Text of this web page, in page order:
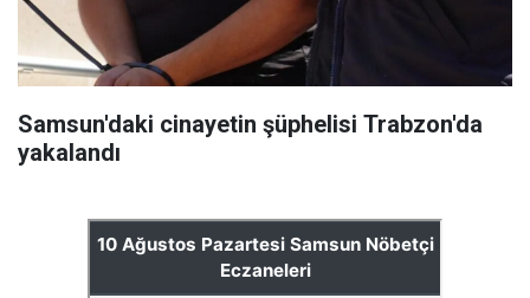
Samsun'daki cinayetin şüphelisi Trabzon'da
yakalandı